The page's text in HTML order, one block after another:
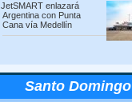
JetSMART enlazará
Argentina con Punta
Cana vía Medellín
Santo Domingo